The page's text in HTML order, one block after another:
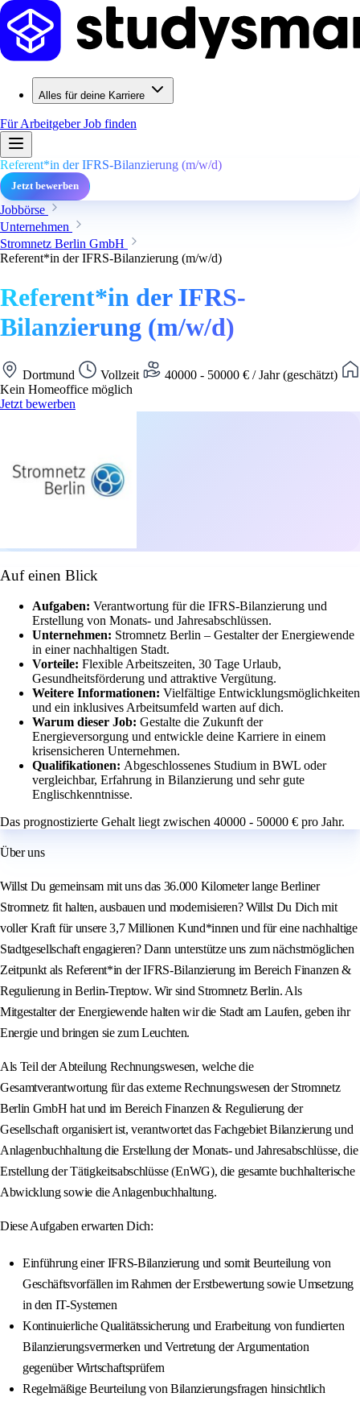
Alles für deine Karriere
Für ArbeitgeberJob finden
Referent*in der IFRS-Bilanzierung (m/w/d)
Jetzt bewerben
Jobbörse
Unternehmen
Stromnetz Berlin GmbH
Referent*in der IFRS-Bilanzierung (m/w/d)
Referent*in der IFRS-
Bilanzierung (m/w/d)
Dortmund Vollzeit
40000 - 50000 € / Jahr (geschätzt)
Kein Homeoffice möglich
Jetzt bewerben
Auf einen Blick
Aufgaben: Verantwortung für die IFRS-Bilanzierung und
Erstellung von Monats- und Jahresabschlüssen.
Unternehmen: Stromnetz Berlin – Gestalter der Energiewende
in einer nachhaltigen Stadt.
Vorteile: Flexible Arbeitszeiten, 30 Tage Urlaub,
Gesundheitsförderung und attraktive Vergütung.
Weitere Informationen: Vielfältige Entwicklungsmöglichkeiten
und ein inklusives Arbeitsumfeld warten auf dich.
Warum dieser Job: Gestalte die Zukunft der
Energieversorgung und entwickle deine Karriere in einem
krisensicheren Unternehmen.
Qualifikationen: Abgeschlossenes Studium in BWL oder
vergleichbar, Erfahrung in Bilanzierung und sehr gute
Englischkenntnisse.
Das prognostizierte Gehalt liegt zwischen 40000 - 50000 € pro Jahr.
Über uns
Willst Du gemeinsam mit uns das 36.000 Kilometer lange Berliner
Stromnetz fit halten, ausbauen und modernisieren? Willst Du Dich mit
voller Kraft für unsere 3,7 Millionen Kund*innen und für eine nachhaltige
Stadtgesellschaft engagieren? Dann unterstütze uns zum nächstmöglichen
Zeitpunkt als Referent*in der IFRS-Bilanzierung im Bereich Finanzen &
Regulierung in Berlin-Treptow. Wir sind Stromnetz Berlin. Als
Mitgestalter der Energiewende halten wir die Stadt am Laufen, geben ihr
Energie und bringen sie zum Leuchten.
Als Teil der Abteilung Rechnungswesen, welche die
Gesamtverantwortung für das externe Rechnungswesen der Stromnetz
Berlin GmbH hat und im Bereich Finanzen & Regulierung der
Gesellschaft organisiert ist, verantwortet das Fachgebiet Bilanzierung und
Anlagenbuchhaltung die Erstellung der Monats- und Jahresabschlüsse, die
Erstellung der Tätigkeitsabschlüsse (EnWG), die gesamte buchhalterische
Abwicklung sowie die Anlagenbuchhaltung.
Diese Aufgaben erwarten Dich:
Einführung einer IFRS-Bilanzierung und somit Beurteilung von
Geschäftsvorfällen im Rahmen der Erstbewertung sowie Umsetzung
in den IT-Systemen
Kontinuierliche Qualitätssicherung und Erarbeitung von fundierten
Bilanzierungsvermerken und Vertretung der Argumentation
gegenüber Wirtschaftsprüfern
Regelmäßige Beurteilung von Bilanzierungsfragen hinsichtlich